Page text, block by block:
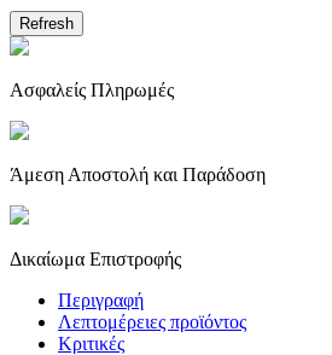
Ασφαλείς Πληρωμές
Άμεση Αποστολή και Παράδοση
Δικαίωμα Επιστροφής
Περιγραφή
Λεπτομέρειες προϊόντος
Κριτικές